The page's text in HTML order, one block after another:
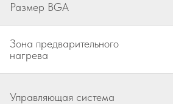
Размер BGA
Зона предварительного
нагрева
Управляющая система